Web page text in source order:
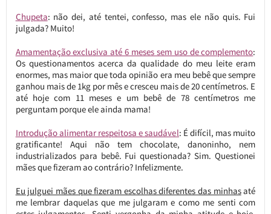
Chupeta: não dei, até tentei, confesso, mas ele não quis. Fui
julgada? Muito!
Amamentação exclusiva até 6 meses sem uso de complemento:
Os questionamentos acerca da qualidade do meu leite eram
enormes, mas maior que toda opinião era meu bebê que sempre
ganhou mais de 1kg por mês e cresceu mais de 20 centímetros. E
até hoje com 11 meses e um bebê de 78 centímetros me
perguntam porque ele ainda mama!
Introdução alimentar respeitosa e saudável: É difícil, mas muito
gratificante! Aqui não tem chocolate, danoninho, nem
industrializados para bebê. Fui questionada? Sim. Questionei
mães que fizeram ao contrário? Infelizmente.
Eu julguei mães que fizeram escolhas diferentes das minhasaté
me lembrar daquelas que me julgaram e como me senti com